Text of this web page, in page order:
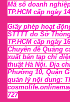
Mã số doanh
TP.HCM cấp ngày
Giấy phép hoạt
STTTT do Sở
TP.HCM cấp ngày
Chuyên đề Quảng
xuất bản tạp chí
thuật Hà Nội. Địa
Phường 10, Quận
quản lý nội dung:
727